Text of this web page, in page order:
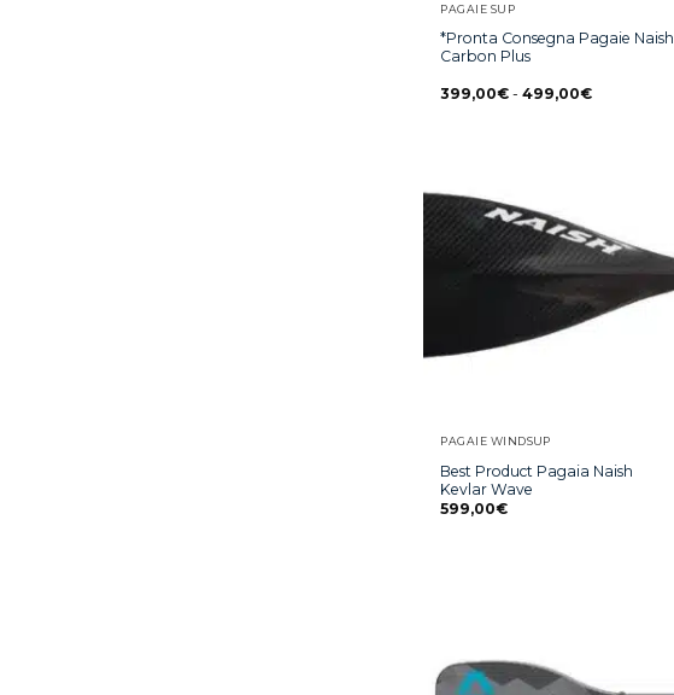
PAGAIE SUP
*Pronta Consegna Pagaie Naish
Carbon Plus
399,00€ - 499,00€
PAGAIE WINDSUP
Best Product Pagaia Naish
Kevlar Wave
599,00€